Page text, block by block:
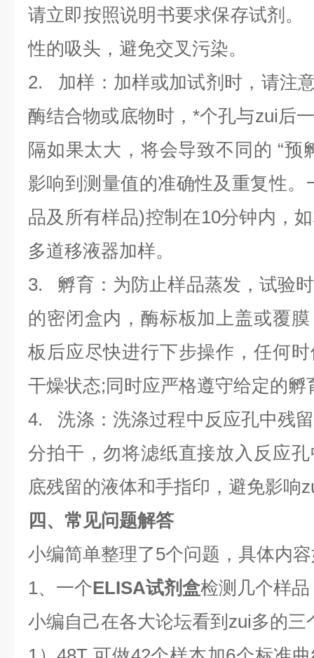
请立即按照说明书要求保存试剂
性的吸头，避免交叉污染。
2. 加样：加样或加试剂时，请注
酶结合物或底物时，*个孔与zui后
隔如果太大，将会导致不同的 “预
影响到测量值的准确性及重复性
品及所有样品)控制在10分钟内，
多道移液器加样。
3. 孵育：为防止样品蒸发，试验
的密闭盒内，酶标板加上盖或覆
板后应尽快进行下步操作，任何
干燥状态;同时应严格遵守给定的孵
4. 洗涤：洗涤过程中反应孔中残
分拍干，勿将滤纸直接放入反应
底残留的液体和手指印，避免影响
四、常见问题解答
小编简单整理了5个问题，具体内
1、一个ELISA试剂盒检测几个样品
小编自己在各大论坛看到zui多的三